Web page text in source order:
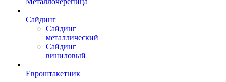
Сайдинг
Сайдинг
металлический
Сайдинг
виниловый
Евроштакетник